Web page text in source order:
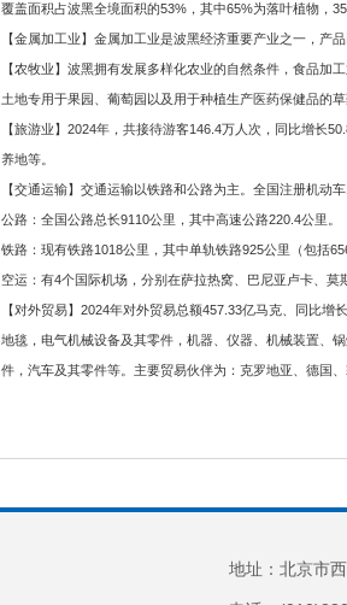
覆盖面积占波黑全境面积的53%，其中65%为落叶植物，
【金属加工业】金属加工业是波黑经济重要产业之一，产
【农牧业】波黑拥有发展多样化农业的自然条件，食品加
土地专用于果园、葡萄园以及用于种植生产医药保健品的
【旅游业】2024年，共接待游客146.4万人次，同比增长
养地等。
【交通运输】交通运输以铁路和公路为主。全国注册机动
公路：全国公路总长9110公里，其中高速公路220.4公里。
铁路：现有铁路1018公里，其中单轨铁路925公里（包括
空运：有4个国际机场，分别在萨拉热窝、巴尼亚卢卡、
【对外贸易】2024年对外贸易总额457.33亿马克、同比
地毯，电气机械设备及其零件，机器、仪器、机械装置、
件，汽车及其零件等。主要贸易伙伴为：克罗地亚、德国
地址：北京市